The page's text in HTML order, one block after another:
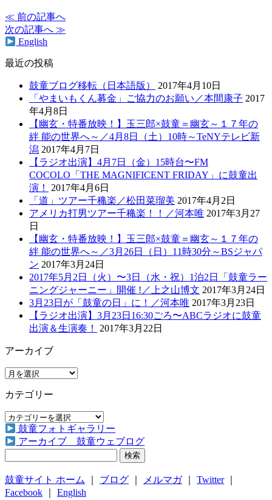
≪ 前の記事へ
次の記事へ ≫
English
最近の投稿
鼓童ブログ移転（日本語版）
2017年4月10日
「やまいもくん募金」ご協力のお願い／本間康子 2017
年4月8日
【幽玄・特番放映！】玉三郎×鼓童＝幽玄～１７年の
絆 能の世界へ～／4月8日（土）10時～TeNYテレビ新
潟 2017年4月7日
【ラジオ出演】4月7日（金）15時台〜FM
COCOLO「THE MAGNIFICENT FRIDAY」に鼓童出
演！
2017年4月6日
「道」ツアー千穐楽／松田菜瑠美 2017年4月2日
アメリカ打男ツアー千穐楽！！／河本唯 2017年3月27
日
【幽玄・特番放映！】玉三郎×鼓童＝幽玄～１７年の
絆 能の世界へ～／3月26日（日）11時30分～BSジャパ
ン 2017年3月24日
2017年5月2日（火）〜3日（水・祝）1泊2日「鼓童ラー
ニングジャーニー」開催 !／上之山博文 2017年3月24日
3月23日が「鼓童の日」に！／河本唯 2017年3月23日
【ラジオ出演】3月23日16:30ごろ〜ABCラジオに鼓童
出演＆生演奏！
2017年3月22日
アーカイブ
ア
カ
イ
ブ
カテゴリー
カ
テ
ゴ
鼓童フォトギャラリー
アーカイブ 鼓童ウェブログ
鼓童サイト ホーム
ブログ メルマガ｜ Twitter｜
Facebook
English